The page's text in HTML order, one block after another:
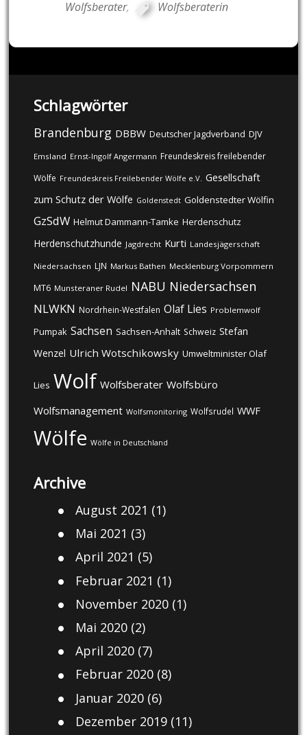
Wolfsberater, Wolfsberaterin
Schlagwörter
Brandenburg DBBW Deutscher Jagdverband DJV
Emsland Ernst-Ingolf Angermann Freundeskreis freilebender
Wölfe Freundeskreis Freilebender Wölfe e.V. Gesellschaft
zum Schutz der Wölfe Goldenstedt Goldenstedter Wölfin
GzSdW Helmut Dammann-Tamke Herdenschutz
Herdenschutzhunde Jagdrecht Kurti Landesjägerschaft
Niedersachsen LJN Markus Bathen Mecklenburg Vorpommern
MT6 Munsteraner Rudel NABU Niedersachsen
NLWKN Nordrhein-Westfalen Olaf Lies Problemwolf
Pumpak Sachsen Sachsen-Anhalt Schweiz Stefan
Wenzel Ulrich Wotschikowsky Umweltminister Olaf
Lies Wolf Wolfsberater Wolfsbüro
Wolfsmanagement Wolfsmonitoring Wolfsrudel WWF
Wölfe Wölfe in Deutschland
Archive
August 2021 (1)
Mai 2021 (3)
April 2021 (5)
Februar 2021 (1)
November 2020(1)
Mai 2020(2)
April 2020(7)
Februar 2020(8)
Januar 2020(6)
Dezember 2019(11)